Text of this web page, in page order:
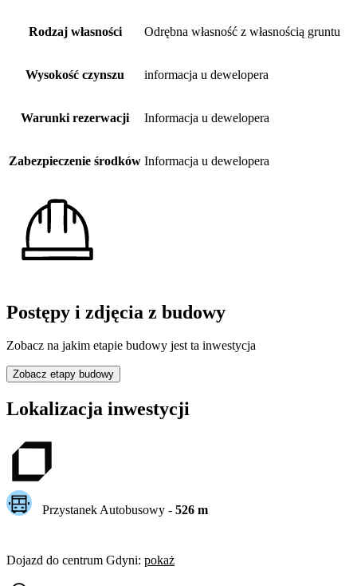
Rodzaj własności Odrębna własność z własnością gruntu
Wysokość czynszu informacja u dewelopera
Warunki rezerwacji Informacja u dewelopera
Zabezpieczenie środków Informacja u dewelopera
Postępy i zdjęcia z budowy
Zobacz na jakim etapie budowy jest ta inwestycja
Zobacz etapy budowy
Lokalizacja inwestycji
Przystanek Autobusowy - 526m
Dojazd do centrum Gdyni: pokaż